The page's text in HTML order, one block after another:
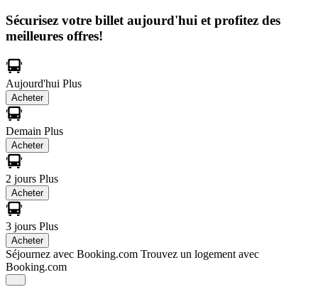
Sécurisez votre billet aujourd'hui et profitez des
meilleures offres!
Aujourd'hui Plus
Acheter
Demain Plus
Acheter
2 jours Plus
Acheter
3 jours Plus
Acheter
Séjournez avec Booking.com Trouvez un logement avec
Booking.com